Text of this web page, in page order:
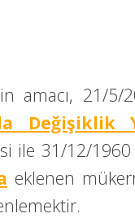
amacı, 21/
Değişiklik
ile 31/12/
eklenen